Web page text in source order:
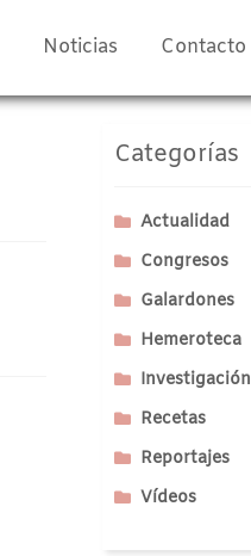
Noticias Contacto
Categorías
Actualidad
Congresos
Galardones
Hemeroteca
Investigación
Recetas
Reportajes
Vídeos